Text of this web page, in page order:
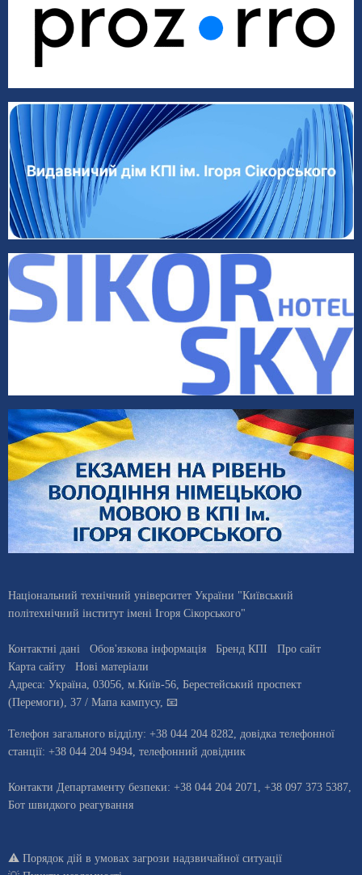
Національний технічний університет України "Київський
політехнічний інститут імені Ігоря Сікорського"
Контактні дані Обов'язкова інформація Бренд КПІ
Про сайт
Карта сайту
Нові матеріали
Адреса: Україна, 03056, м.Київ-56, Берестейський проспект
(Перемоги), 37 / Мапа кампусу, 📧
Телефон загального відділу: +38 044 204 8282 , довiдка телефонної
станцiї: +38 044 204 9494 телефонний довідник
Контакти Департаменту безпеки: +38 044 204 2071, +38 097 373 5387,
Бот швидкого реагування
⚠️ Порядок дій в умовах загрози надзвичайної ситуації